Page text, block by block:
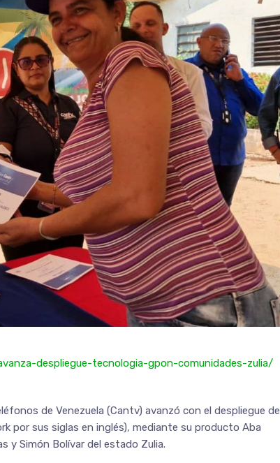
despliegue-tecnologia-gpon-comunidades-zulia/
de Venezuela (Cantv) avanzó con el despliegue de
por sus siglas en inglés), mediante su producto Aba
y Simón Bolívar del estado Zulia.